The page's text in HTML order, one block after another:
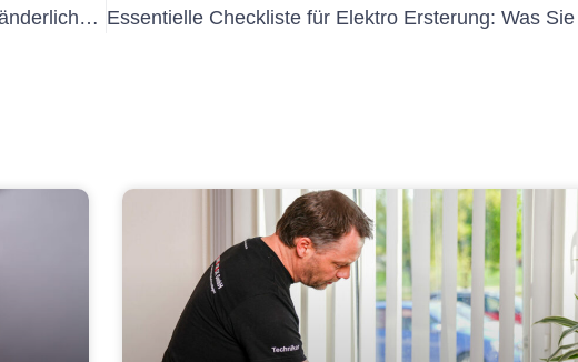
Die Bedeutung von Elektrischen Malfung für Ortsveränderlicher Anlagen